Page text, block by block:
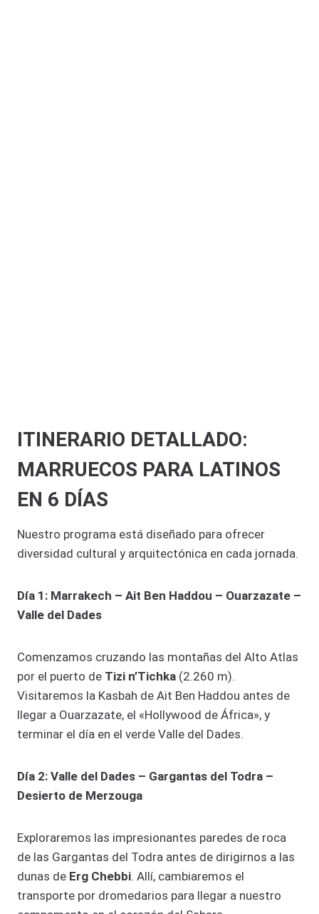
ITINERARIO DETALLADO:
MARRUECOS PARA LATINOS
EN 6 DÍAS
Nuestro programa está diseñado para ofrecer
diversidad cultural y arquitectónica en cada jornada.
Día 1: Marrakech – Ait Ben Haddou – Ouarzazate –
Valle del Dades
Comenzamos cruzando las montañas del Alto Atlas
por el puerto de Tizi n’Tichka (2.260 m).
Visitaremos la Kasbah de Ait Ben Haddou antes de
llegar a Ouarzazate, el «Hollywood de África», y
terminar el día en el verde Valle del Dades.
Día 2: Valle del Dades – Gargantas del Todra –
Desierto de Merzouga
Exploraremos las impresionantes paredes de roca
de las Gargantas del Todra antes de dirigirnos a las
dunas de Erg Chebbi. Allí, cambiaremos el
transporte por dromedarios para llegar a nuestro